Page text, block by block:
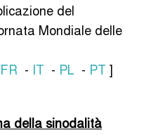
del
Mondiale delle
FR - IT - PL - PT ]
della sinodalità